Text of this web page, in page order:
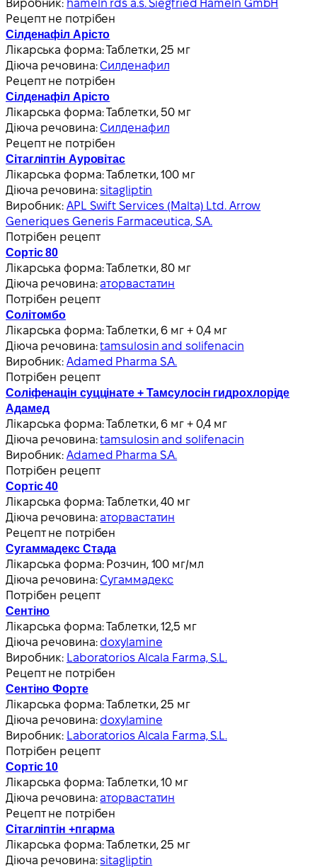
Виробник: hameln rds a.s. Siegfried Hameln GmbH
Рецепт не потрібен
Сілденафіл Арісто
Лікарська форма:Таблетки, 25 мг
Діюча речовина:Силденафил
Рецепт не потрібен
Сілденафіл Арісто
Лікарська форма:Таблетки, 50 мг
Діюча речовина:Силденафил
Рецепт не потрібен
Сітагліптін Ауровітас
Лікарська форма:Таблетки, 100 мг
Діюча речовина:sitagliptin
Виробник:APL Swift Services (Malta) Ltd. Arrow
Generiques Generis Farmaceutica, S.A.
Потрібен рецепт
Сортіс 80
Лікарська форма:Таблетки, 80 мг
Діюча речовина:аторвастатин
Потрібен рецепт
Солітомбо
Лікарська форма:Таблетки, 6 мг + 0,4 мг
Діюча речовина:tamsulosin and solifenacin
Виробник:Adamed Pharma S.A.
Потрібен рецепт
Соліфенацін суццінате + Тамсулосін гидрохлоріде
Адамед
Лікарська форма:Таблетки, 6 мг + 0,4 мг
Діюча речовина:tamsulosin and solifenacin
Виробник:Adamed Pharma S.A.
Потрібен рецепт
Сортіс 40
Лікарська форма:Таблетки, 40 мг
Діюча речовина:аторвастатин
Рецепт не потрібен
Сугаммадекс Стада
Лікарська форма: Розчин, 100 мг/мл
Діюча речовина:Сугаммадекс
Потрібен рецепт
Сентіно
Лікарська форма:Таблетки, 12,5 мг
Діюча речовина: doxylamine
Виробник: Laboratorios Alcala Farma, S.L.
Рецепт не потрібен
Сентіно Форте
Лікарська форма:Таблетки, 25 мг
Діюча речовина: doxylamine
Виробник: Laboratorios Alcala Farma, S.L.
Потрібен рецепт
Сортіс 10
Лікарська форма:Таблетки, 10 мг
Діюча речовина:аторвастатин
Рецепт не потрібен
Сітагліптін +пгарма
Лікарська форма:Таблетки, 25 мг
Діюча речовина:sitagliptin